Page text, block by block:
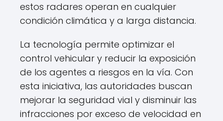
estos radares operan en cualquier
condición climática y a larga distancia.
La tecnología permite optimizar el
control vehicular y reducir la exposición
de los agentes a riesgos en la vía. Con
esta iniciativa, las autoridades buscan
mejorar la seguridad vial y disminuir las
infracciones por exceso de velocidad en